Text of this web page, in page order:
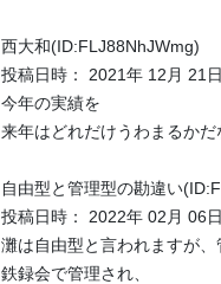
西大和(ID:FLJ88NhJWmg)
投稿日時： 2021年 12月 21
今年の実績を
来年はどれだけうわまるかだ
自由型と管理型の勘違い
投稿日時： 2022年 02月 06
灘は自由型と言われますが、
鉄録会で管理され、